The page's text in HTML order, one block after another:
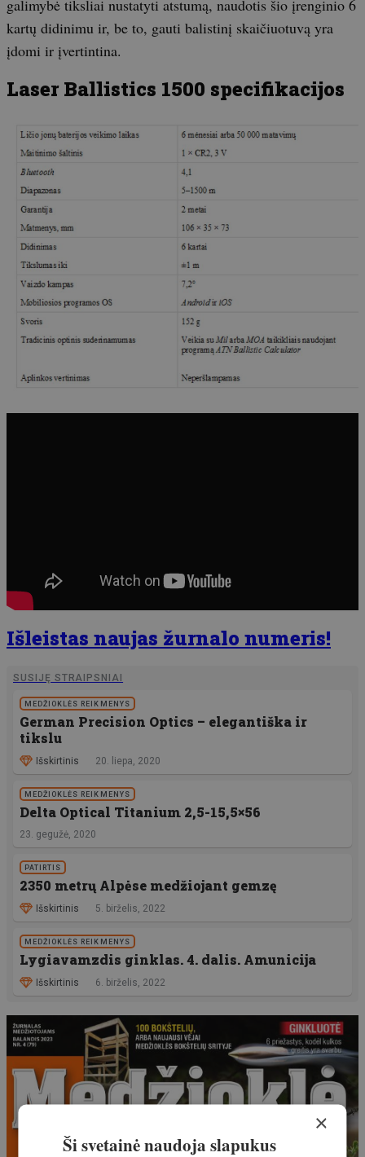
galimybė tiksliai nustatyti atstumą, naudotis šio įrenginio 6
kartų didinimu ir, be to, gauti balistinį skaičiuotuvą yra
įdomi ir įvertintina.
Laser Ballistics 1500 specifikacijos
Išleistas naujas žurnalo numeris!
SUSIJĘ STRAIPSNIAI
MEDŽIOKLĖS REIKMENYS
German Precision Optics – elegantiška ir
tikslu
Išskirtinis 20. liepa, 2020
MEDŽIOKLĖS REIKMENYS
Delta Optical Titanium 2,5-15,5×56
23. gegužė, 2020
PATIRTIS
2350 metrų Alpėse medžiojant gemzę
Išskirtinis 5. birželis, 2022
MEDŽIOKLĖS REIKMENYS
Lygiavamzdis ginklas. 4. dalis. Amunicija
Išskirtinis 6. birželis, 2022
×
Ši svetainė naudoja slapukus